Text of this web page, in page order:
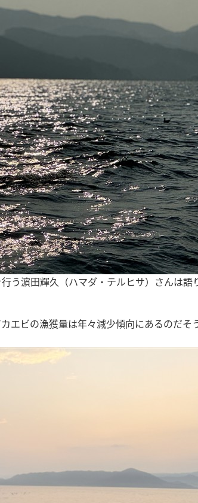
う濵田輝久（ハマダ・テルヒサ）さんは語
エビの漁獲量は年々減少傾向にあるのだそ